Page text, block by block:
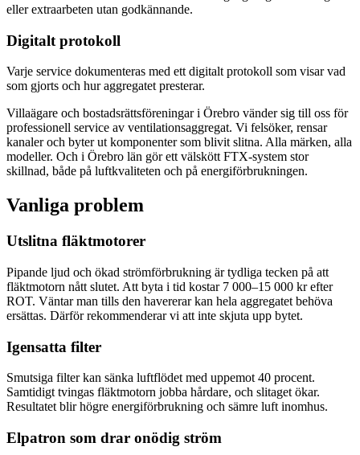
eller extraarbeten utan godkännande.
Digitalt protokoll
Varje service dokumenteras med ett digitalt protokoll som visar vad
som gjorts och hur aggregatet presterar.
Villaägare och bostadsrättsföreningar i Örebro vänder sig till oss för
professionell service av ventilationsaggregat. Vi felsöker, rensar
kanaler och byter ut komponenter som blivit slitna. Alla märken, alla
modeller. Och i Örebro län gör ett välskött FTX-system stor
skillnad, både på luftkvaliteten och på energiförbrukningen.
Vanliga problem
Utslitna fläktmotorer
Pipande ljud och ökad strömförbrukning är tydliga tecken på att
fläktmotorn nått slutet. Att byta i tid kostar 7 000–15 000 kr efter
ROT. Väntar man tills den havererar kan hela aggregatet behöva
ersättas. Därför rekommenderar vi att inte skjuta upp bytet.
Igensatta filter
Smutsiga filter kan sänka luftflödet med uppemot 40 procent.
Samtidigt tvingas fläktmotorn jobba hårdare, och slitaget ökar.
Resultatet blir högre energiförbrukning och sämre luft inomhus.
Elpatron som drar onödig ström